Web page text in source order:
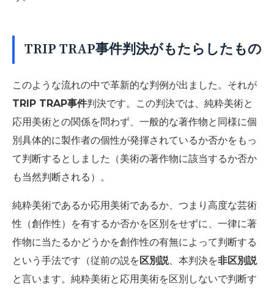
TRIP TRAP事件判決がもたらしたもの
このような流れの中で革新的な判例が出ました。それが
TRIP TRAP事件判決です。この判決では、純粋美術と
応用美術との関係を問わず、一般的な著作物と同様に個
別具体的に製作者の個性が発揮されているか否かをもっ
て判断するとしました（美術の著作物に該当するか否か
も当然判断される）。
純粋美術であるか応用美術であるか、つまり高度な芸術
性（創作性）を有するか否かを区別をせずに、一律に著
作物に当たるかどうかを創作性の有無によって判断する
という手法です（従前の説を区別説、本判決を非区別説
と言います。純粋美術と応用美術を区別しないで判断す